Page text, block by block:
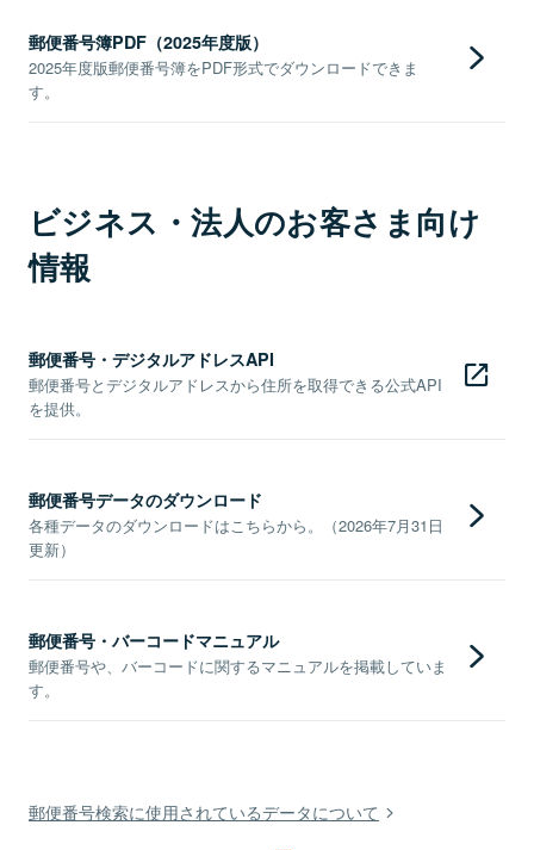
郵便番号簿PDF（2025年度版）
2025年度版郵便番号簿をPDF形式でダウンロードできま
す。
ビジネス・法人のお客さま向け
情報
郵便番号・デジタルアドレスAPI
郵便番号とデジタルアドレスから住所を取得できる公式API
を提供。
郵便番号データのダウンロード
各種データのダウンロードはこちらから。（2026年7月31日
更新）
郵便番号・バーコードマニュアル
郵便番号や、バーコードに関するマニュアルを掲載していま
す。
郵便番号検索に使用されているデータについて